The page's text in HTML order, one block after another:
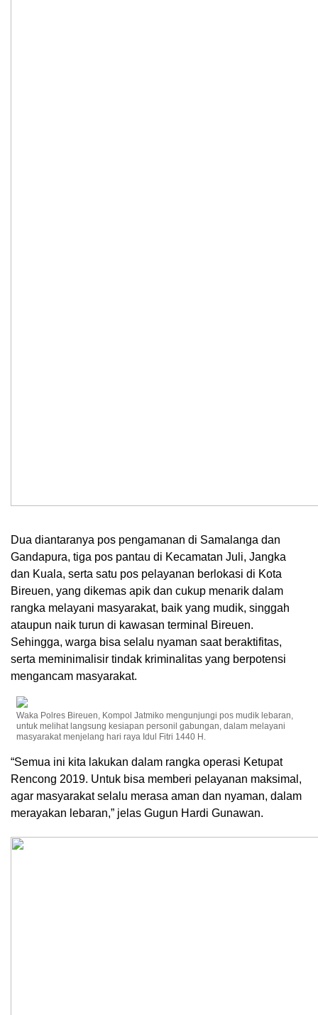
Dua diantaranya pos pengamanan di Samalanga dan
Gandapura, tiga pos pantau di Kecamatan Juli, Jangka
dan Kuala, serta satu pos pelayanan berlokasi di Kota
Bireuen, yang dikemas apik dan cukup menarik dalam
rangka melayani masyarakat, baik yang mudik, singgah
ataupun naik turun di kawasan terminal Bireuen.
Sehingga, warga bisa selalu nyaman saat beraktifitas,
serta meminimalisir tindak kriminalitas yang berpotensi
mengancam masyarakat.
Waka Polres Bireuen, Kompol Jatmiko mengunjungi pos mudik lebaran,
untuk melihat langsung kesiapan personil gabungan, dalam melayani
masyarakat menjelang hari raya Idul Fitri 1440 H.
“Semua ini kita lakukan dalam rangka operasi Ketupat
Rencong 2019. Untuk bisa memberi pelayanan maksimal,
agar masyarakat selalu merasa aman dan nyaman, dalam
merayakan lebaran,” jelas Gugun Hardi Gunawan.